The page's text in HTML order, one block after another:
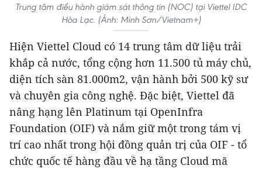
Trung tâm điều hành giám sát thông tin (NOC) tại Viettel IDC
Hòa Lạc. (Ảnh: Minh Sơn/Vietnam+)
Hiện Viettel Cloud có 14 trung tâm dữ liệu trải
khắp cả nước, tổng cộng hơn 11.500 tủ máy chủ,
diện tích sàn 81.000m2, vận hành bởi 500 kỹ sư
và chuyên gia công nghệ. Đặc biệt, Viettel đã
nâng hạng lên Platinum tại OpenInfra
Foundation (OIF) và nắm giữ một trong tám vị
trí cao nhất trong hội đồng quản trị của OIF - tổ
chức quốc tế hàng đầu về hạ tầng Cloud mã